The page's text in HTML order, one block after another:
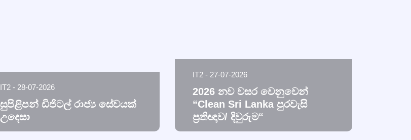
IT2 - 28-07-2026
සුපිළිපන් ඩිජිටල් රාජ්‍ය සේවයක්
උදෙසා
IT2 - 27-07-2026
2026 නව වසර වෙනුවෙන්
“Clean Sri Lanka පුරවැසි
ප්‍රතිඥාව/ දිවුරුම“